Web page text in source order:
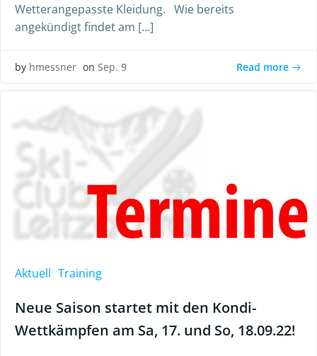
Wetterangepasste Kleidung. Wie bereits
angekündigt findet am […]
by hmessner on Sep. 9 Read more
Aktuell Training
Neue Saison startet mit den Kondi-
Wettkämpfen am Sa, 17. und So, 18.09.22!